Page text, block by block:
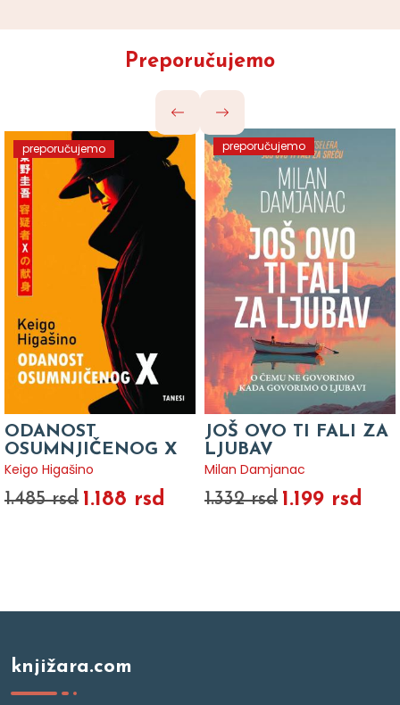
Preporučujemo
preporučujemo
ODANOST
OSUMNJIČENOG X
Keigo Higašino
1.485 rsd 1.188 rsd
preporučujemo
JOŠ OVO TI FALI ZA
LJUBAV
Milan Damjanac
1.332 rsd 1.199 rsd
knjižara.com